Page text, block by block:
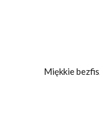
Miękkie